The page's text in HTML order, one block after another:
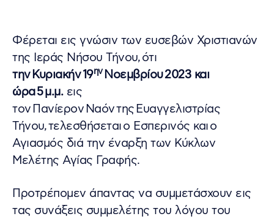
Φέρεται εις γνώσιν των ευσεβών Χριστιανών
της Ιεράς Νήσου Τήνου, ότι
την Κυριακήν 19ηνΝοεμβρίου 2023 και
ώρα 5 μ.μ.εις
τον Πανίερον Ναόν της Ευαγγελιστρίας
Τήνου, τελεσθήσεται ο Εσπερινός και ο
Αγιασμός διά την έναρξη των Κύκλων
Μελέτης Αγίας Γραφής.
Προτρέπομεν άπαντας να συμμετάσχουν εις
τας συνάξεις συμμελέτης του λόγου του